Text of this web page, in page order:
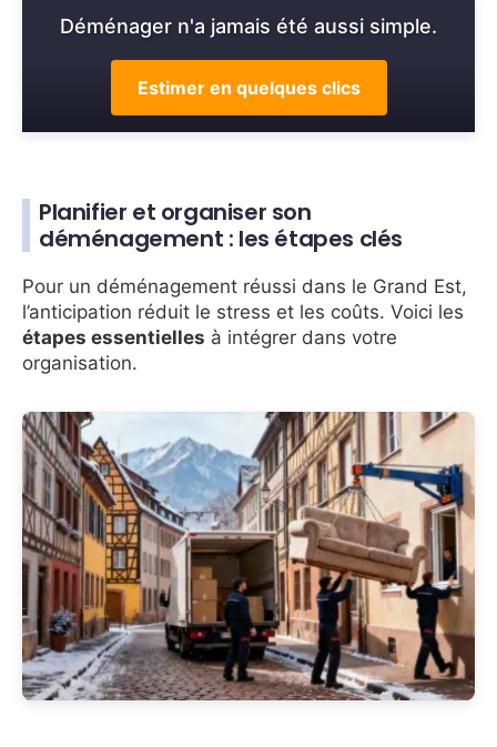
Déménager n'a jamais été aussi simple.
Estimer en quelques clics
Planifier et organiser son
déménagement : les étapes clés
Pour un déménagement réussi dans le Grand Est,
l’anticipation réduit le stress et les coûts. Voici les
étapes essentielles à intégrer dans votre
organisation.